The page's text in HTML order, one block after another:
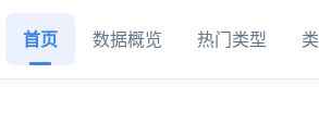
首页 数据概览 热门类型